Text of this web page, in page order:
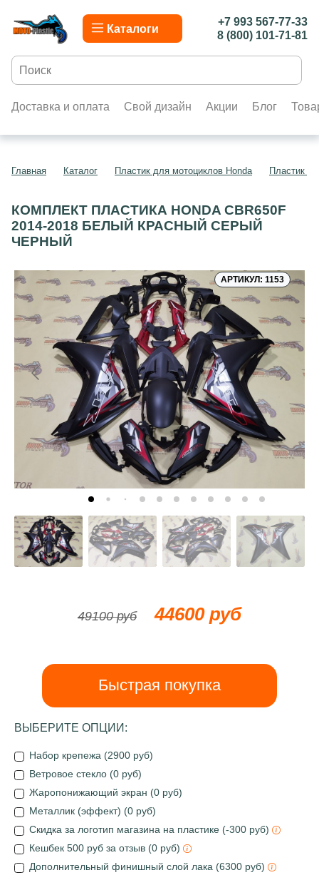
Каталоги
+7 993 567-77-33
8 (800) 101-71-81
Доставка и оплата Свой дизайн Акции Блог
Главная Каталог Пластик для мотоциклов Honda Пластик
КОМПЛЕКТ ПЛАСТИКА HONDA CBR650F
2014-2018 БЕЛЫЙ КРАСНЫЙ СЕРЫЙ
ЧЕРНЫЙ
АРТИКУЛ: 1153
49100 руб 44600 руб
Быстрая покупка
ВЫБЕРИТЕ ОПЦИИ:
Набор крепежа (2900 руб)
Ветровое стекло (0 руб)
Жаропонижающий экран (0 руб)
Металлик (эффект) (0 руб)
Скидка за логотип магазина на пластике (-300 руб)
Кешбек 500 руб за отзыв (0 руб)
Дополнительный финишный слой лака (6300 руб)